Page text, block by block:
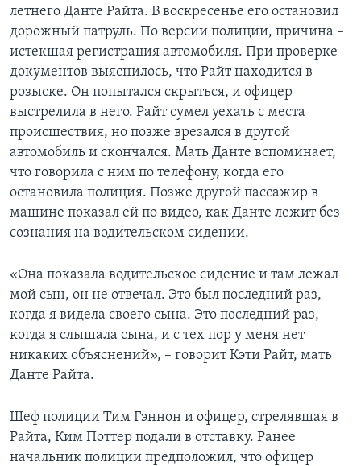
летнего Данте Райта. В воскресенье его остановил
дорожный патруль. По версии полиции, причина –
истекшая регистрация автомобиля. При проверке
документов выяснилось, что Райт находится в
розыске. Он попытался скрыться, и офицер
выстрелила в него. Райт сумел уехать с места
происшествия, но позже врезался в другой
автомобиль и скончался. Мать Данте вспоминает,
что говорила с ним по телефону, когда его
остановила полиция. Позже другой пассажир в
машине показал ей по видео, как Данте лежит без
сознания на водительском сидении.
«Она показала водительское сидение и там лежал
мой сын, он не отвечал. Это был последний раз,
когда я видела своего сына. Это последний раз,
когда я слышала сына, и с тех пор у меня нет
никаких объяснений», – говорит Кэти Райт, мать
Данте Райта.
Шеф полиции Тим Гэннон и офицер, стрелявшая в
Райта, Ким Поттер подали в отставку. Ранее
начальник полиции предположил, что офицер